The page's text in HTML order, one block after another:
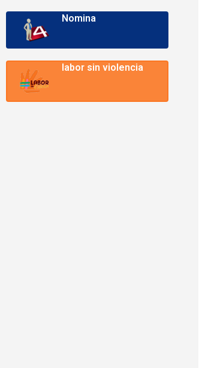
Nomina
labor sin violencia